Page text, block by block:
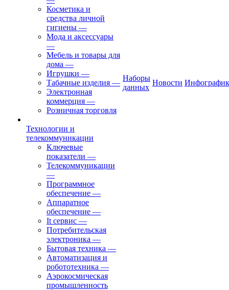
Косметика и
средства личной
гигиены —
Мода и аксессуары
—
Мебель и товары для
дома —
Игрушки —
Табачные изделия —
Электронная
коммерция —
Розничная торговля
Технологии и
телекоммуникации
Ключевые
показатели —
Телекоммуникации
—
Программное
обеспечение —
Аппаратное
обеспечение —
It сервис —
Потребительская
электроника —
Бытовая техника —
Автоматизация и
робототехника —
Аэрокосмическая
промышленность
Наборы
данных
Новости